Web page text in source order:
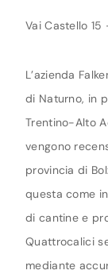
Vai Castello
L’azienda
di Naturno, in
Trentino-Alto
vengono
provincia di
questa come
di cantine e
Quattrocalici
mediante